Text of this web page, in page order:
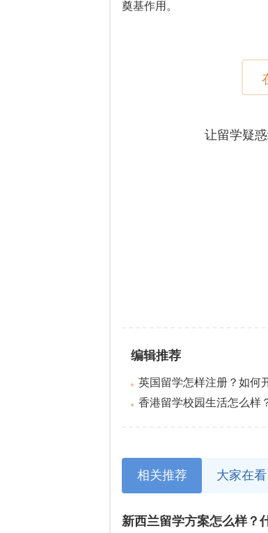
奠基作用。
让留学疑
编辑推荐
英国留学怎样注册？如何
香港留学校园生活怎么样？
相关推荐 大家在看
新西兰留学方案怎么样？